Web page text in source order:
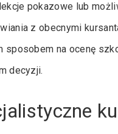
pokazowe lub
z obecnymi
sposobem na ocenę
decyzji.